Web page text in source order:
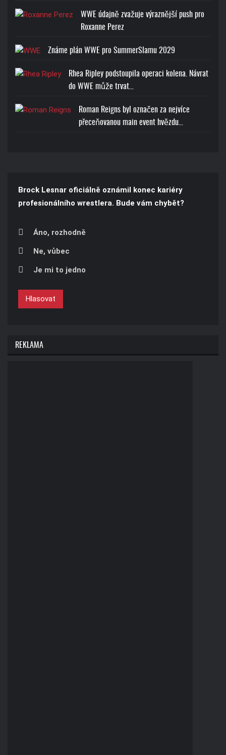
WWE údajně zvažuje výraznější push pro
Roxanne Perez
Známe plán WWE pro SummerSlamu 2029
Rhea Ripley podstoupila operaci kolena. Návrat
do WWE může trvat…
Roman Reigns byl označen za nejvíce
přeceňovanou main event hvězdu…
Brock Lesnar oficiálně oznámil konec kariéry
profesionálního wrestlera. Bude vám chybět?
Áno, rozhodně
Ne, vůbec
Je mi to jedno
Hlasovat
REKLAMA